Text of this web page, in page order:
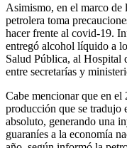
Asimismo, en el marco de
petrolera toma
hacer frente al covid-19.
entregó alcohol líquido a
Salud Pública, al Hospital
entre secretarías y
Cabe mencionar que en el
producción que se tradujo
absoluto, generando una
guaraníes a la economía